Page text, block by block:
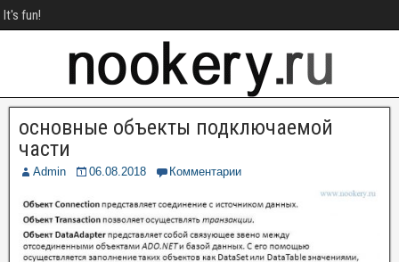
It's fun!
основные объекты подключаемой
части
Admin 06.08.2018 Комментарии